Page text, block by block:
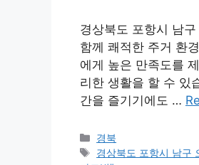
경상북도 포항시 남
함께 쾌적한 주거 환
에게 높은 만족도를
리한 생활을 할 수 있
간을 즐기기에도 …
Categories
경북
Tags
경상북도 포항시 남구